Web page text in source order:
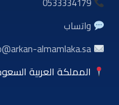
واتساب
almamlaka.sa
المملكة العربية